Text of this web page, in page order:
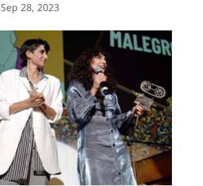
Sep 28, 2023